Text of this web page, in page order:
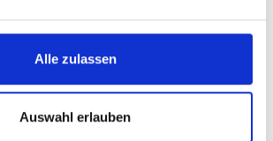
Alle zulassen
Auswahl erlauben